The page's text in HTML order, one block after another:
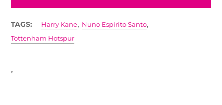
TAGS: Harry Kane, Nuno Espirito Santo,
Tottenham Hotspur